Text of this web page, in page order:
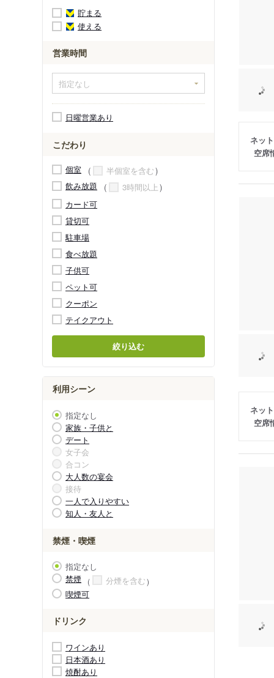
貯まる
使える
営業時間
日曜営業あり
こだわり
個室
半個室を含む
飲み放題
3時間以上
カード可
貸切可
駐車場
食べ放題
子供可
ペット可
クーポン
テイクアウト
絞り込む
利用シーン
指定なし
家族・子供と
デート
女子会
合コン
大人数の宴会
接待
一人で入りやすい
知人・友人と
禁煙・喫煙
指定なし
禁煙
分煙を含む
喫煙可
ドリンク
ワインあり
日本酒あり
焼酎あり
ネッ
空席
ネッ
空席